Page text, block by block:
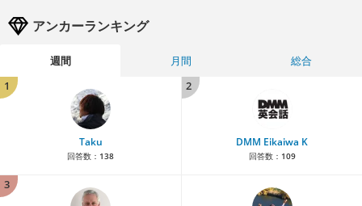
アンカーランキング
週間 月間
総合
1
Taku
回答数： 138
2
DMM Eikaiwa K
回答数： 109
3